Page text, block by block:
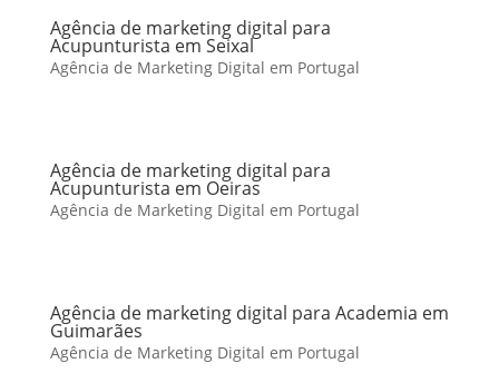
Agência de marketing digital para
Acupunturista em Seixal
Agência de Marketing Digital em Portugal
Agência de marketing digital para
Acupunturista em Oeiras
Agência de Marketing Digital em Portugal
Agência de marketing digital para Academia em
Guimarães
Agência de Marketing Digital em Portugal